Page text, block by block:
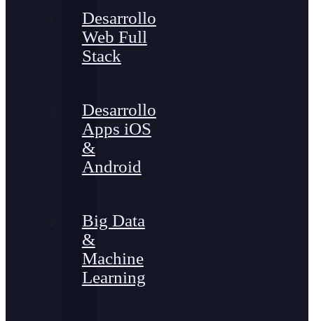
Desarrollo
Web Full
Stack
Desarrollo
Apps iOS
&
Android
Big Data
&
Machine
Learning